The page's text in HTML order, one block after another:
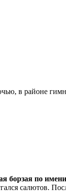
в районе
борзая по
салютов.